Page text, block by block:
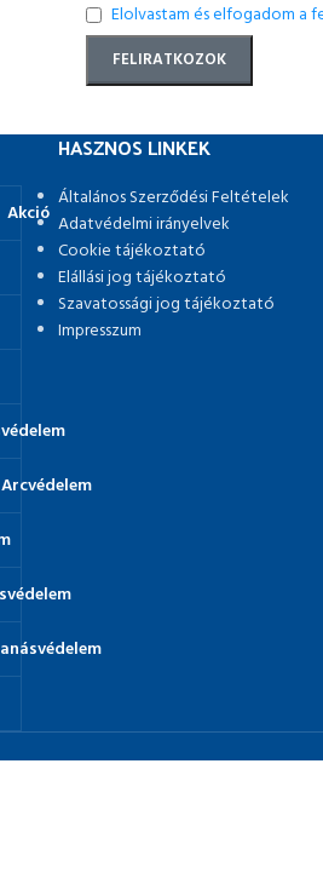
Elolvastam és elfogadom a
Akció
Arcvédelem
HASZNOS LINKEK
Általános Szerződési Feltételek
Adatvédelmi irányelvek
Cookie tájékoztató
Elállási jog tájékoztató
Szavatossági jog tájékoztató
Impresszum